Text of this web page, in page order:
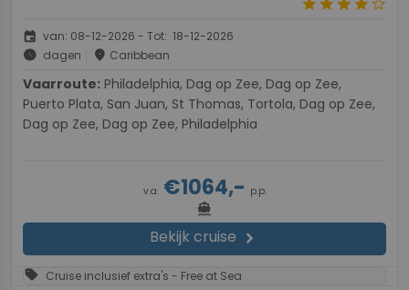
starstarstarstarstar_border
event van: 08-12-2026 - Tot: 18-12-2026
schedule dagen place Caribbean
Vaarroute:
Puerto Plata, San Juan, St Thomas, Tortola, Dag op Zee,
Dag op Zee, Dag op Zee, Philadelphia
v.a.€1064,- p.p.
directions_boat
Bekijk cruise chevron_right
sell Cruise inclusief extra's - Free at Sea